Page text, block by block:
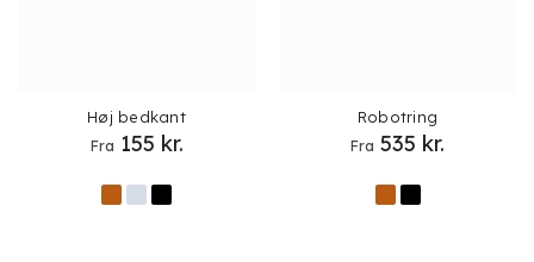
Høj bedkant
Fra 155 kr.
Robotring
Fra 535 kr.